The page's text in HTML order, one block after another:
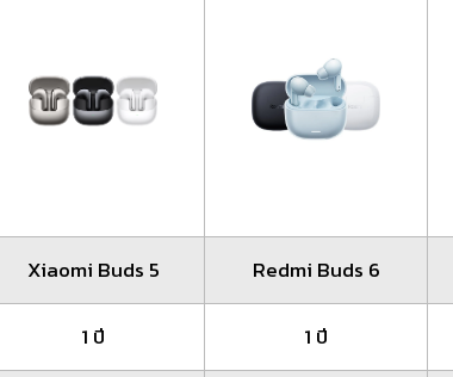
Xiaomi Buds 5 Redmi Buds 6
1 ปี 1 ปี